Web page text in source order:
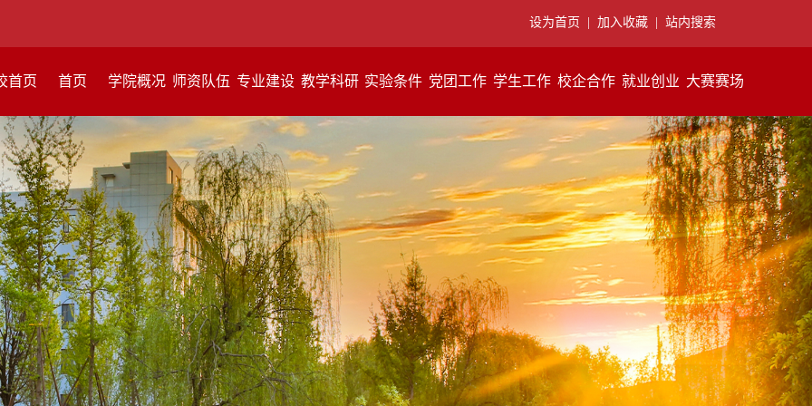
设为首页 加入收藏 站内搜索
首页 首页 学院概况 师资队伍 专业建设 教学科研 实验条件 党团工作 学生工作 校企合作 就业创业 大赛赛场